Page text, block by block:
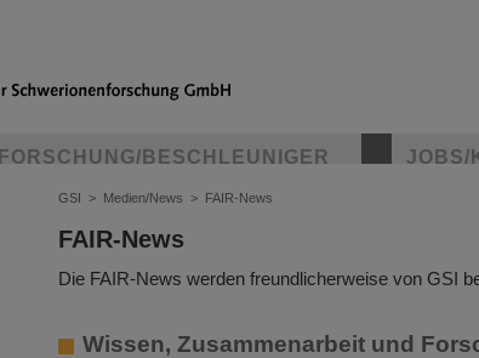
FORSCHUNG/BESCHLEUNIGER JOBS/
GSI > Medien/News > FAIR-News
FAIR-News
Die FAIR-News werden freundlicherweise von GSI
Wissen, Zusammenarbeit und